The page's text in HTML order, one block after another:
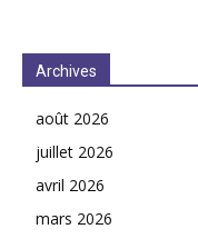
Archives
août 2026
juillet 2026
avril 2026
mars 2026